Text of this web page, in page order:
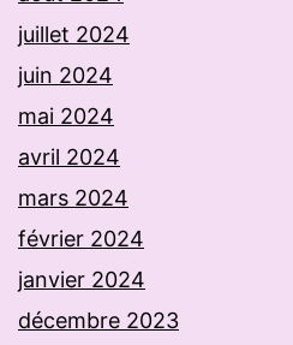
juillet 2024
juin 2024
mai 2024
avril 2024
mars 2024
février 2024
janvier 2024
décembre 2023